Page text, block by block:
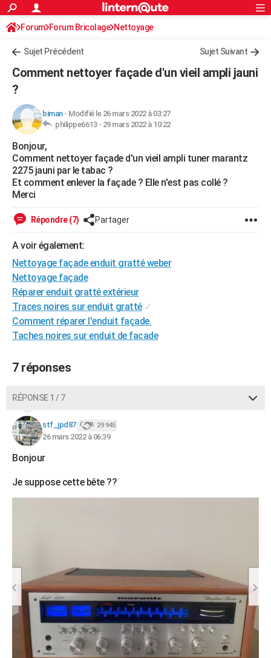
ACTUALITÉS
Politique
Société
Faits Divers
Education
Monde
Villes
+
Programme TV
TNTStreaming
Cinéma
Sorties cinéma
Musique
+FINANCE
Retraite
Impôts
Epargne
Immobilier
Risques naturels par ville
Banque
Assurance
Crédit
AUTO
Essais
Réserver un essai
Citadines
Berlines
SUV
Forum auto
HIGH-TECH
Mobiles
Meilleur smartphone
Internet
Ordinateurs
Jeux vidéo
Guide high-tech
+BRICOLAGE
Forum
Aménagement intérieur
Extérieur
Cuisine
Salle de bains
Jardinage
Rangement
WEEK-END
LIFESTYLE
Alimentation
Guide de la santé
Maladies
Médicaments
Sommeil
VOYAGE
Destinations
City break
Voyage nature
Voyage de noces
Forum
Climat
+PHOTO
GUIDES D'ACHAT
BONS PLANS
COPAINS D'AVANT
S'inscrire
Se connecter
Lycées
Collèges
Primaires
Universités
Entreprises
Service militaire
Avis de recherche
AVIS DE DÉCÈS
FORUM
S'inscrire
Connexion
Forum Forum Bricolage Nettoyage
Sujet Précédent Sujet Suivant
Comment nettoyer façade d'un vieil ampli jauni
?
biman- Modifié le 26 mars 2022 à 03:27
philippe6613 - 29 mars 2022 à 10:22
Bonjour,
Comment nettoyer façade d'un vieil ampli tuner marantz
2275 jauni par le tabac ?
Et comment enlever la façade ? Elle n'est pas collé ?
Merci
Répondre (7) Partager
A voir également:
Nettoyage façade enduit gratté weber
Nettoyage façade
Réparer enduit gratté extérieur
Traces noires sur enduit gratté ✓
Comment réparer l'enduit façade.
Taches noires sur enduit de facade
7 réponses
RÉPONSE 1 / 7
stf_jpd87 29 945
26 mars 2022 à 06:39
Bonjour
Je suppose cette bête ??